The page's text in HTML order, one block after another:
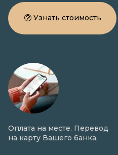
Узнать стоимость
Перевод
банка.
Закупаем волосы
по всей России.